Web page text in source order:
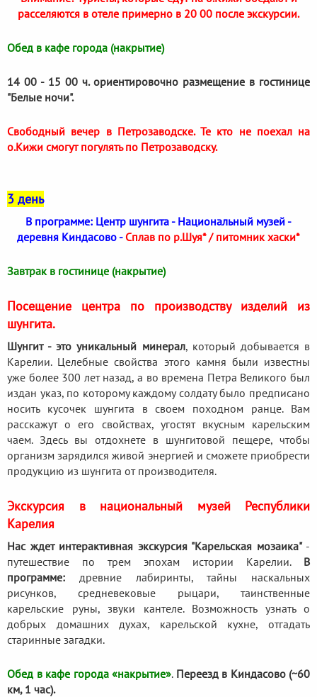
расселяются в отеле примерно в 20 00 после экскурсии.
Обед в кафе города (накрытие)
14 00 - 15 00 ч. ориентировочно размещение в гостинице
"Белые ночи".
Свободный вечер в Петрозаводске. Те кто не поехал на
о.Кижи смогут погулять по Петрозаводску.
3 день
В программе: Центр шунгита - Национальный музей -
деревня Киндасово - Сплав по р.Шуя* / питомник хаски*
Завтрак в гостинице (накрытие)
Посещение центра по производству изделий из
шунгита.
Шунгит - это уникальный минерал, который добывается в
Карелии. Целебные свойства этого камня были известны
уже более 300 лет назад, а во времена Петра Великого был
издан указ, по которому каждому солдату было предписано
носить кусочек шунгита в своем походном ранце. Вам
расскажут о его свойствах, угостят вкусным карельским
чаем. Здесь вы отдохнете в шунгитовой пещере, чтобы
организм зарядился живой энергией и сможете приобрести
продукцию из шунгита от производителя.
Экскурсия в национальный музей Республики
Карелия
Нас ждет интерактивная экскурсия "Карельская мозаика"-
путешествие по трем эпохам истории Карелии. В
программе: древние лабиринты, тайны наскальных
рисунков, средневековые рыцари, таинственные
карельские руны, звуки кантеле. Возможность узнать о
добрых домашних духах, карельской кухне, отгадать
старинные загадки.
Обед в кафе города «накрытие». Переезд в Киндасово (~60
км, 1 час).